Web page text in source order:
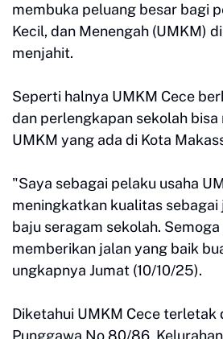
membuka peluang besar bagi
Kecil, dan Menengah (UMKM)
menjahit.
Seperti halnya UMKM Cece
dan perlengkapan sekolah
UMKM yang ada di Kota
"Saya sebagai pelaku usaha
meningkatkan kualitas sebagai
baju seragam sekolah. Semoga
memberikan jalan yang baik
ungkapnya Jumat (10/10/25).
Diketahui UMKM Cece terletak
Punggawa No 80/86,